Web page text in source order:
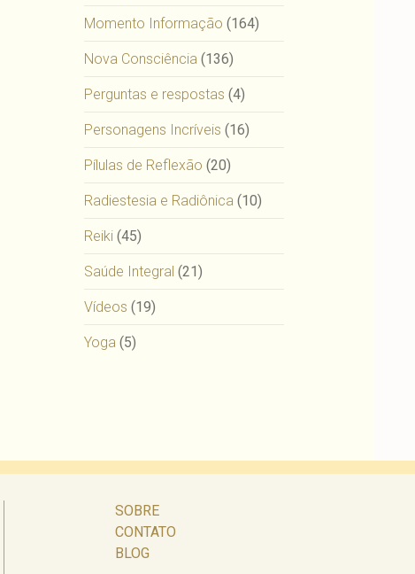
Momento Informação (164)
Nova Consciência (136)
Perguntas e respostas (4)
Personagens Incríveis (16)
Pílulas de Reflexão (20)
Radiestesia e Radiônica (10)
Reiki (45)
Saúde Integral (21)
Vídeos (19)
Yoga (5)
SOBRE
CONTATO
BLOG